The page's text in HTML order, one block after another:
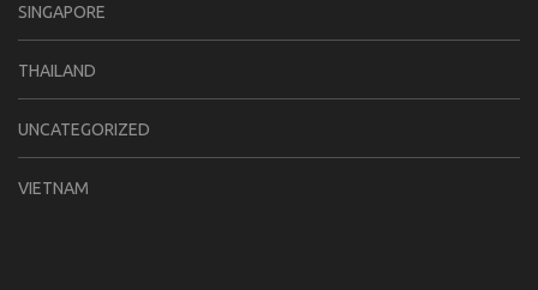
SINGAPORE
THAILAND
UNCATEGORIZED
VIETNAM